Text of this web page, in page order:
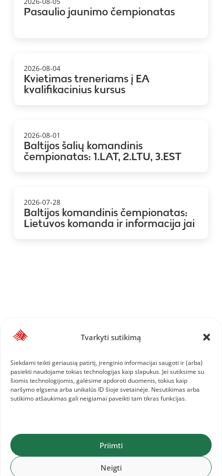
Tvarkyti sutikimą
Siekdami teikti geriausią patirtį, įrenginio informacijai saugoti ir (arba)
pasiekti naudojame tokias technologijas kaip slapukus. Jei sutiksime su
šiomis technologijomis, galėsime apdoroti duomenis, tokius kaip
naršymo elgsena arba unikalūs ID šioje svetainėje. Nesutikimas arba
sutikimo atšaukimas gali neigiamai paveikti tam tikras funkcijas.
Priimti
Neigti
Pasaulio jaunimo čempionatas
2026-08-04
Kvietimas treneriams į EA
kvalifikacinius kursus
2026-08-01
Baltijos šalių komandinis
čempionatas: 1.LAT, 2.LTU, 3.EST
2026-07-28
Baltijos komandinis čempionatas:
Lietuvos komanda ir informacija jai